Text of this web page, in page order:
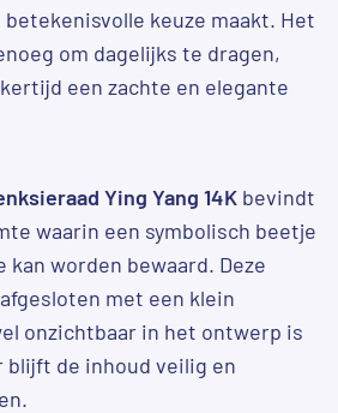
keuze maakt. Het
om dagelijks te dragen,
een zachte en elegante
Ying Yang 14K bevindt
waarin een symbolisch beetje
kan worden bewaard. Deze
met een klein
onzichtbaar in het ontwerp is
de inhoud veilig en